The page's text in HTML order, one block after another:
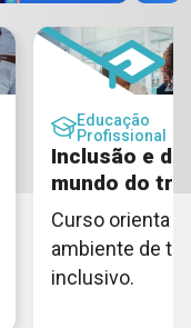
Educação
Profissional
Inclusão e
mundo do
Curso orienta
ambiente de
inclusivo.